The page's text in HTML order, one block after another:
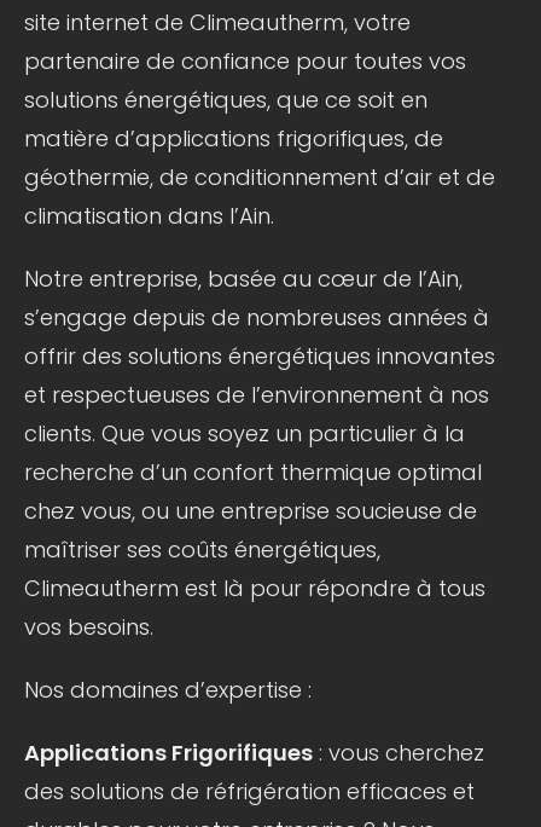
site internet de Climeautherm, votre
partenaire de confiance pour toutes vos
solutions énergétiques, que ce soit en
matière d’applications frigorifiques, de
géothermie, de conditionnement d’air et de
climatisation dans l’Ain.
Notre entreprise, basée au cœur de l’Ain,
s’engage depuis de nombreuses années à
offrir des solutions énergétiques innovantes
et respectueuses de l’environnement à nos
clients. Que vous soyez un particulier à la
recherche d’un confort thermique optimal
chez vous, ou une entreprise soucieuse de
maîtriser ses coûts énergétiques,
Climeautherm est là pour répondre à tous
vos besoins.
Nos domaines d’expertise :
Applications Frigorifiques : vous cherchez
des solutions de réfrigération efficaces et